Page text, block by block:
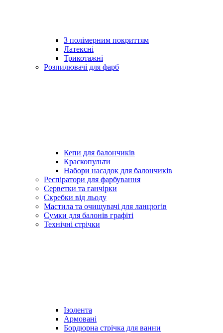
З полімерним покриттям
Латексні
Трикотажні
Розпилювачі для фарб
Кепи для балончиків
Краскопульти
Набори насадок для балончиків
Респіратори для фарбування
Серветки та ганчірки
Скребки від льоду
Мастила та очищувачі для ланцюгів
Сумки для балонів графіті
Технічні стрічки
Ізолента
Армовані
Бордюрна стрічка для ванни